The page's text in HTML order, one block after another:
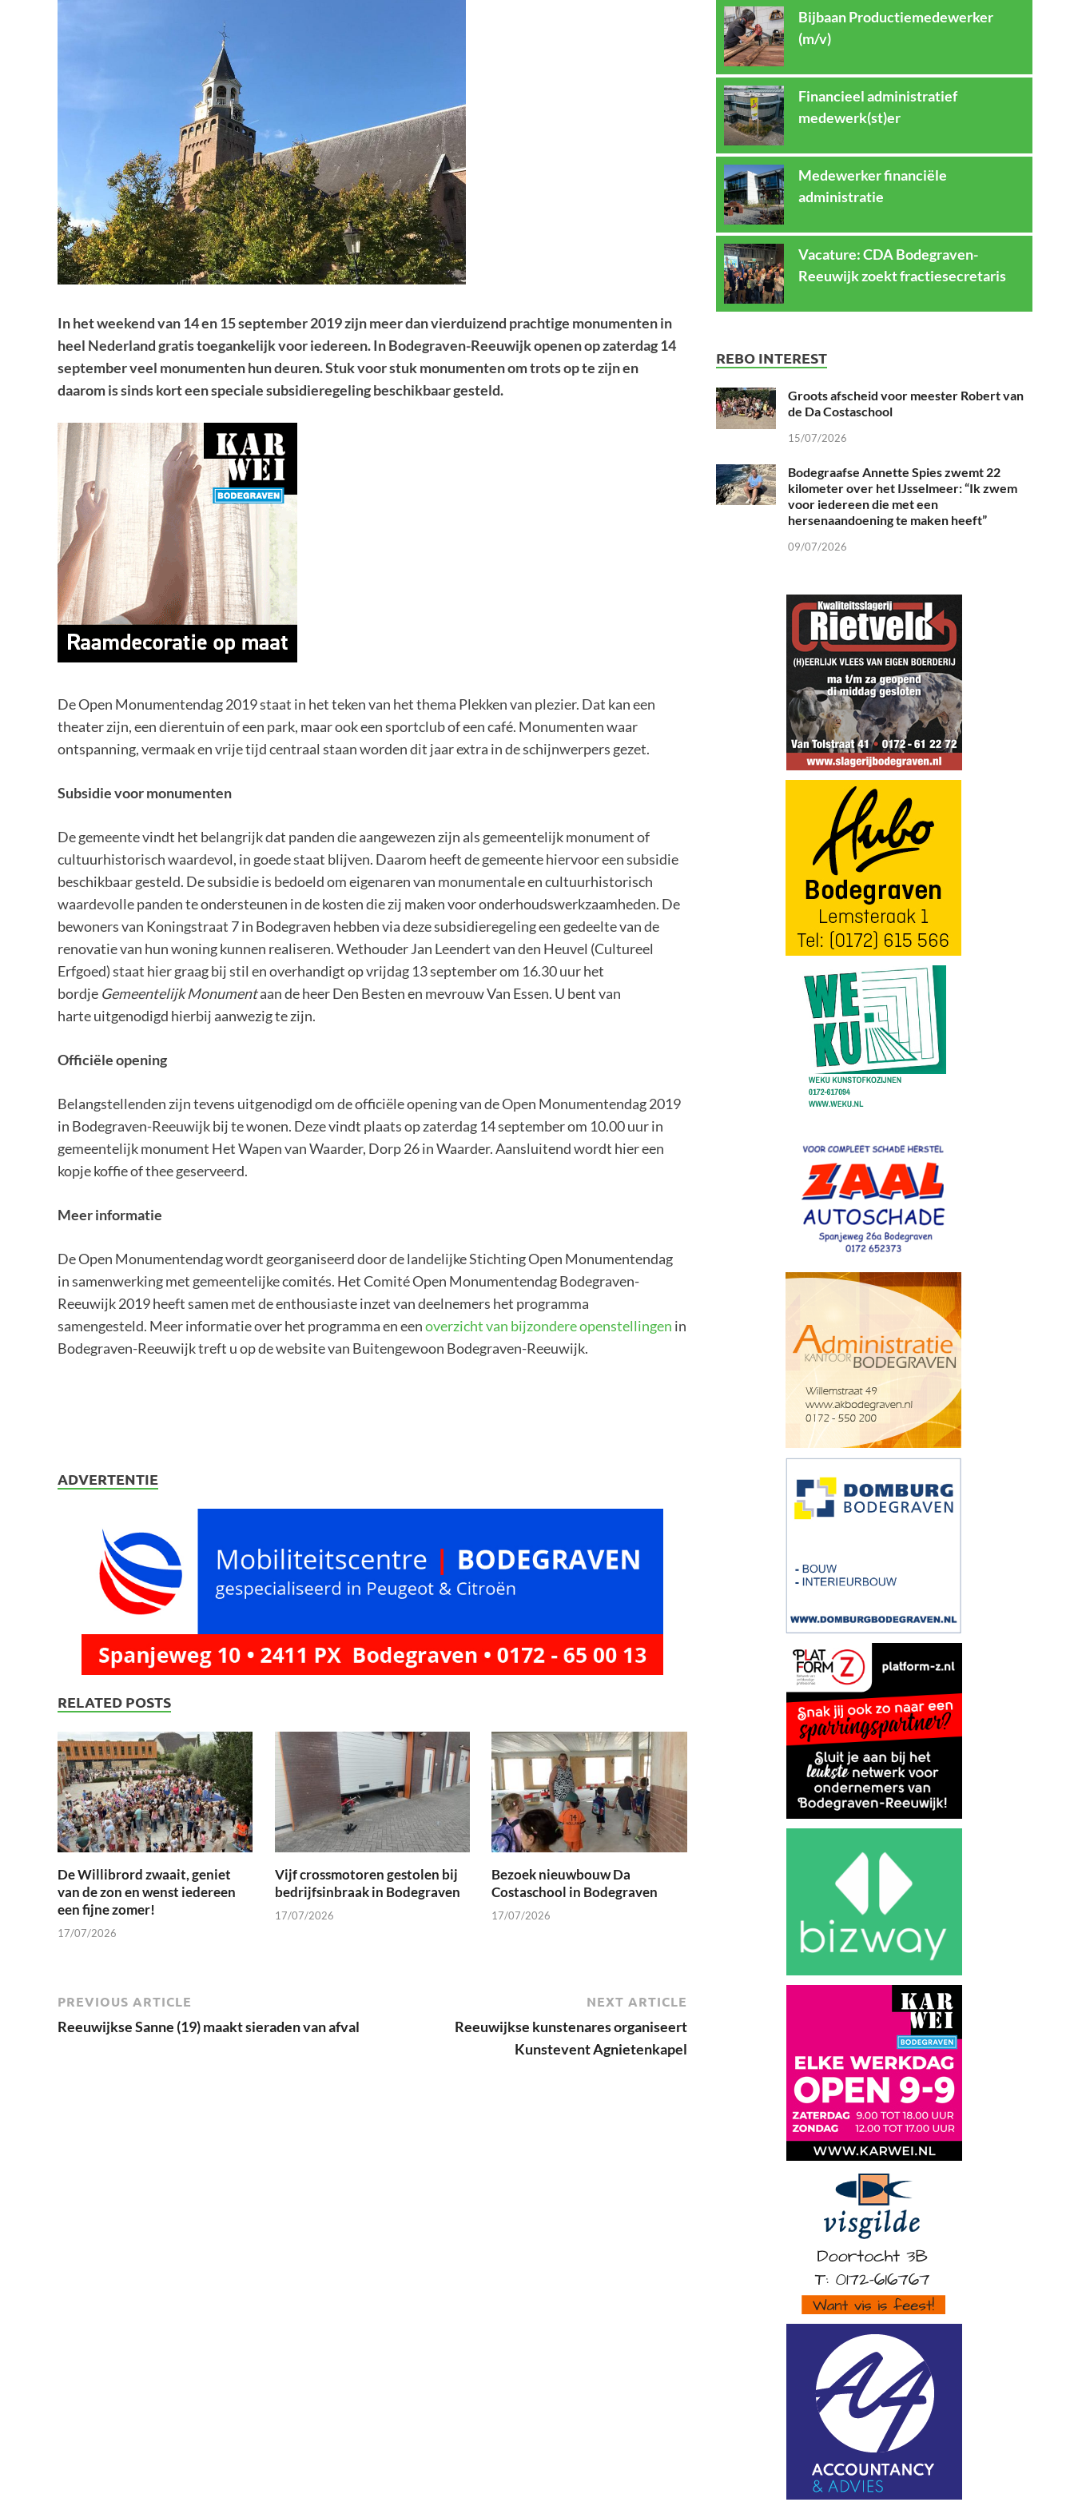
In het weekend van 14 en 15 september 2019 zijn meer dan vierduizend prachtige monumenten in
heel Nederland gratis toegankelijk voor iedereen. In Bodegraven-Reeuwijk openen op zaterdag 14
september veel monumenten hun deuren. Stuk voor stuk monumenten om trots op te zijn en
daarom is sinds kort een speciale subsidieregeling beschikbaar gesteld.
De Open Monumentendag 2019 staat in het teken van het thema Plekken van plezier. Dat kan een
theater zijn, een dierentuin of een park, maar ook een sportclub of een café. Monumenten waar
ontspanning, vermaak en vrije tijd centraal staan worden dit jaar extra in de schijnwerpers gezet.
Subsidie voor monumenten
De gemeente vindt het belangrijk dat panden die aangewezen zijn als gemeentelijk monument of
cultuurhistorisch waardevol, in goede staat blijven. Daarom heeft de gemeente hiervoor een subsidie
beschikbaar gesteld. De subsidie is bedoeld om eigenaren van monumentale en cultuurhistorisch
waardevolle panden te ondersteunen in de kosten die zij maken voor onderhoudswerkzaamheden. De
bewoners van Koningstraat 7 in Bodegraven hebben via deze subsidieregeling een gedeelte van de
renovatie van hun woning kunnen realiseren. Wethouder Jan Leendert van den Heuvel (Cultureel
Erfgoed) staat hier graag bij stil en overhandigt op vrijdag 13 september om 16.30 uur het
bordje Gemeentelijk Monumentaan de heer Den Besten en mevrouw Van Essen. U bent van
harte uitgenodigd hierbij aanwezig te zijn.
Officiële opening
Belangstellenden zijn tevens uitgenodigd om de officiële opening van de Open Monumentendag 2019
in Bodegraven-Reeuwijk bij te wonen. Deze vindt plaats op zaterdag 14 september om 10.00 uur in
gemeentelijk monument Het Wapen van Waarder, Dorp 26 in Waarder. Aansluitend wordt hier een
kopje koffie of thee geserveerd.
Meer informatie
De Open Monumentendag wordt georganiseerd door de landelijke Stichting Open Monumentendag
in samenwerking met gemeentelijke comités. Het Comité Open Monumentendag Bodegraven-
Reeuwijk 2019 heeft samen met de enthousiaste inzet van deelnemers het programma
samengesteld. Meer informatie over het programma en eenoverzicht van bijzondere openstellingen in
Bodegraven-Reeuwijk treft u op de website van Buitengewoon Bodegraven-Reeuwijk.
ADVERTENTIE
RELATED POSTS
De Willibrord zwaait, geniet
van de zon en wenst iedereen
een fijne zomer!
17/07/2026
Vijf crossmotoren gestolen bij
bedrijfsinbraak in Bodegraven
17/07/2026
Bezoek nieuwbouw Da
Costaschool in Bodegraven
17/07/2026
PREVIOUS ARTICLE
Reeuwijkse Sanne (19) maakt sieraden van afval
NEXT ARTICLE
Reeuwijkse kunstenares organiseert
Kunstevent Agnietenkapel
Bijbaan Productiemedewerker
(m/v)
Financieel administratief
medewerk(st)er
Medewerker financiële
administratie
Vacature: CDA Bodegraven-
Reeuwijk zoekt fractiesecretaris
REBO INTEREST
Groots afscheid voor meester Robert van
de Da Costaschool
15/07/2026
Bodegraafse Annette Spies zwemt 22
kilometer over het IJsselmeer: “Ik zwem
voor iedereen die met een
hersenaandoening te maken heeft”
09/07/2026